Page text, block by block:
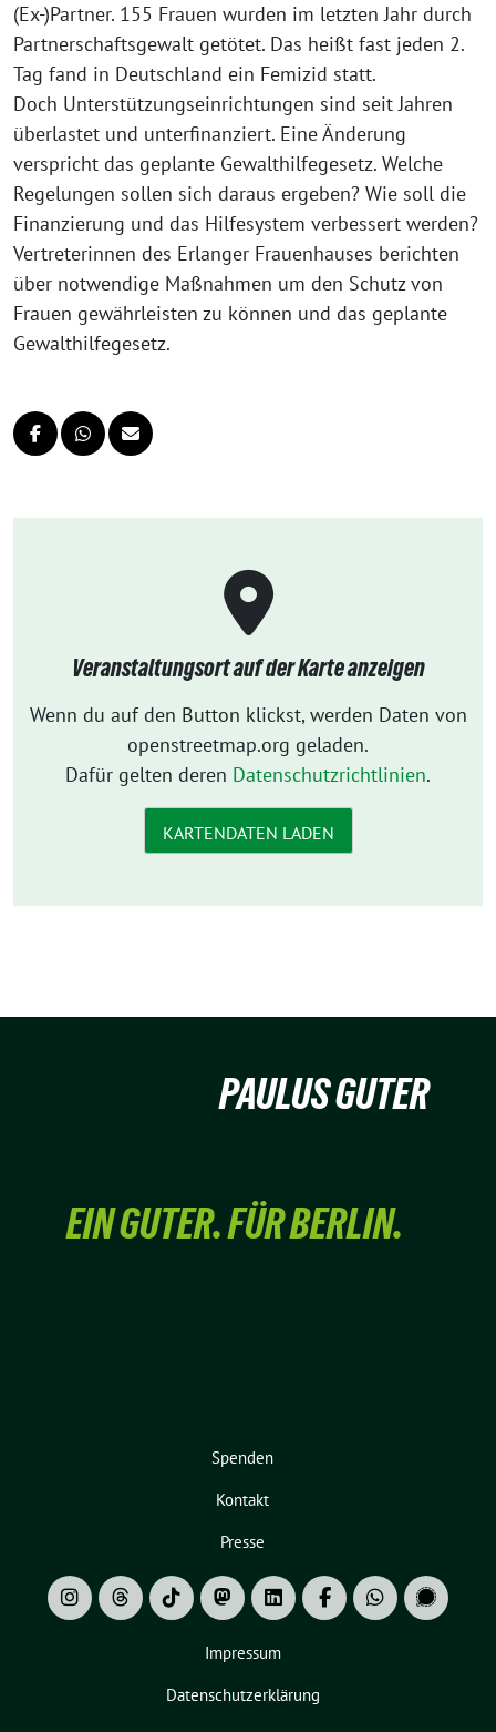
(Ex-)Partner. 155 Frauen wurden im letzten Jahr durch
Partnerschaftsgewalt getötet. Das heißt fast jeden 2.
Tag fand in Deutschland ein Femizid statt.
Doch Unterstützungseinrichtungen sind seit Jahren
überlastet und unterfinanziert. Eine Änderung
verspricht das geplante Gewalthilfegesetz. Welche
Regelungen sollen sich daraus ergeben? Wie soll die
Finanzierung und das Hilfesystem verbessert werden?
Vertreterinnen des Erlanger Frauenhauses berichten
über notwendige Maßnahmen um den Schutz von
Frauen gewährleisten zu können und das geplante
Gewalthilfegesetz.
Veranstaltungsort auf der Karte anzeigen
Wenn du auf den Button klickst, werden Daten von
openstreetmap.org geladen.
Dafür gelten deren Datenschutzrichtlinien.
KARTENDATEN LADEN
PAULUS GUTER
EIN GUTER. FÜR BERLIN.
Spenden
Kontakt
Presse
Impressum
Datenschutzerklärung